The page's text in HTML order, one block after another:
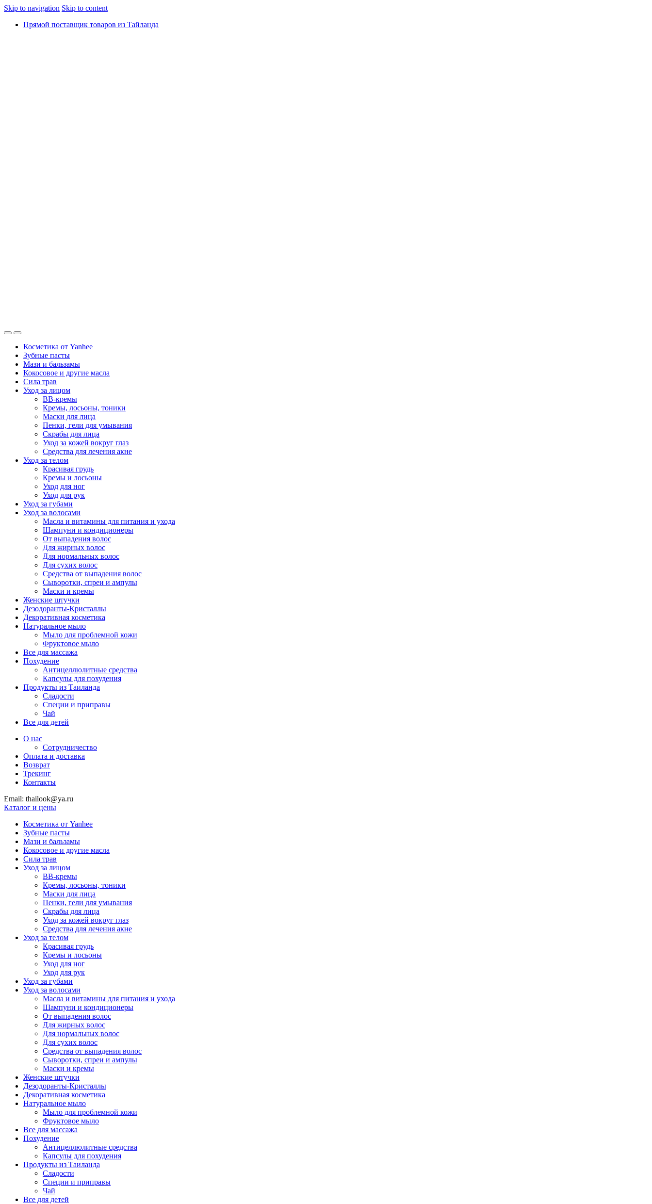
Skip to navigation Skip to content
Прямой поставщик товаров из Тайланда
Косметика от Yanhee
Зубные пасты
Мази и бальзамы
Кокосовое и другие масла
Сила трав
Уход за лицом
BB-кремы
Кремы, лосьоны, тоники
Маски для лица
Пенки, гели для умывания
Скрабы для лица
Уход за кожей вокруг глаз
Средства для лечения акне
Уход за телом
Красивая грудь
Кремы и лосьоны
Уход для ног
Уход для рук
Уход за губами
Уход за волосами
Масла и витамины для питания и ухода
Шампуни и кондиционеры
От выпадения волос
Для жирных волос
Для нормальных волос
Для сухих волос
Средства от выпадения волос
Сыворотки, спреи и ампулы
Маски и кремы
Женские штучки
Дезодоранты-Кристаллы
Декоративная косметика
Натуральное мыло
Мыло для проблемной кожи
Фруктовое мыло
Все для массажа
Похудение
Антицеллюлитные средства
Капсулы для похудения
Продукты из Таиланда
Сладости
Специи и приправы
Чай
Все для детей
О нас
Сотрудничество
Оплата и доставка
Возврат
Трекинг
Контакты
Email: thailook@ya.ru
Каталог и цены
Косметика от Yanhee
Зубные пасты
Мази и бальзамы
Кокосовое и другие масла
Сила трав
Уход за лицом
BB-кремы
Кремы, лосьоны, тоники
Маски для лица
Пенки, гели для умывания
Скрабы для лица
Уход за кожей вокруг глаз
Средства для лечения акне
Уход за телом
Красивая грудь
Кремы и лосьоны
Уход для ног
Уход для рук
Уход за губами
Уход за волосами
Масла и витамины для питания и ухода
Шампуни и кондиционеры
От выпадения волос
Для жирных волос
Для нормальных волос
Для сухих волос
Средства от выпадения волос
Сыворотки, спреи и ампулы
Маски и кремы
Женские штучки
Дезодоранты-Кристаллы
Декоративная косметика
Натуральное мыло
Мыло для проблемной кожи
Фруктовое мыло
Все для массажа
Похудение
Антицеллюлитные средства
Капсулы для похудения
Продукты из Таиланда
Сладости
Специи и приправы
Чай
Все для детей